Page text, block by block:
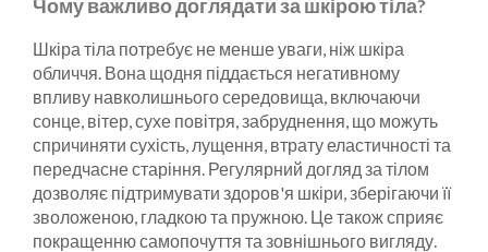
Чому важливо доглядати за шкірою тіла?
Шкіра тіла потребує не менше уваги, ніж шкіра
обличчя. Вона щодня піддається негативному
впливу навколишнього середовища, включаючи
сонце, вітер, сухе повітря, забруднення, що можуть
спричиняти сухість, лущення, втрату еластичності та
передчасне старіння. Регулярний догляд за тілом
дозволяє підтримувати здоров'я шкіри, зберігаючи її
зволоженою, гладкою та пружною. Це також сприяє
покращенню самопочуття та зовнішнього вигляду.